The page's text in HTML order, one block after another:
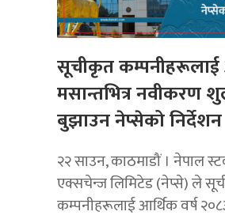
सूचीकृत
मसान्तभित्र नवीकरण
बुझाउन नेप्सेको निर्देशन
२२ साउन, काठमाडौं । नेपाल
एक्सचेन्ज लिमिटेड (नेप्से) ले
कम्पनीहरूलाई आर्थिक वर्ष